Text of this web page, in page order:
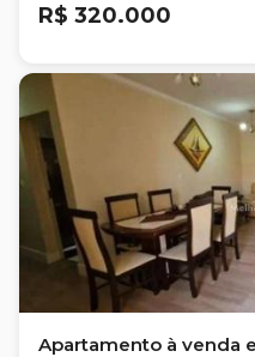
R$ 320.000
Apartamento à venda